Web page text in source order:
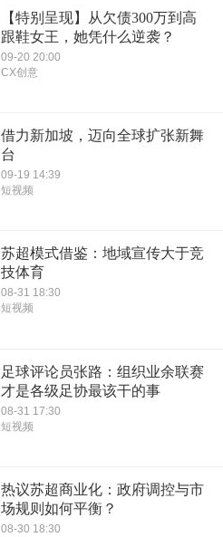
【特别呈现】从欠债300万到高
跟鞋女王，她凭什么逆袭？
09-20 20:00
CX创意
借力新加坡，迈向全球扩张新舞
台
09-19 14:39
短视频
苏超模式借鉴：地域宣传大于竞
技体育
08-31 18:30
短视频
足球评论员张路：组织业余联赛
才是各级足协最该干的事
08-31 17:30
短视频
热议苏超商业化：政府调控与市
场规则如何平衡？
08-30 18:30